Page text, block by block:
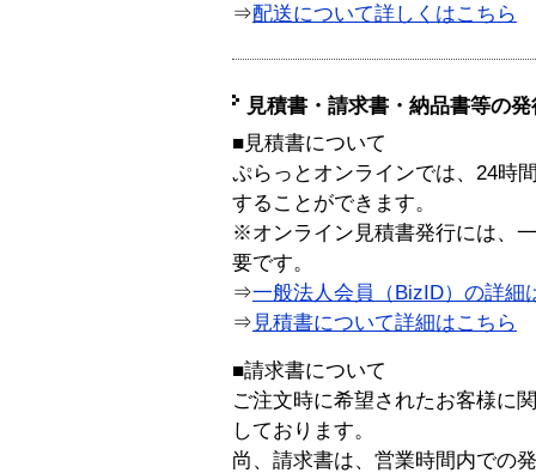
⇒配送について詳しくはこちら
見積書・請求書・納品書等の
■見積書について
ぷらっとオンラインでは、24時
することができます。
※オンライン見積書発行には、
要です。
⇒一般法人会員（BizID）の詳細
⇒ 見積書について詳細はこちら
■請求書について
ご注文時に希望されたお客様に
しております。
尚、請求書は、営業時間内での